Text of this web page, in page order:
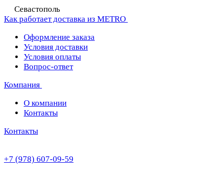
Севастополь
Как работает доставка из METRO
Оформление заказа
Условия доставки
Условия оплаты
Вопрос-ответ
Компания
О компании
Контакты
Контакты
+7 (978) 607-09-59